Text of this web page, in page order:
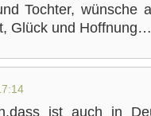
Tochter, wünsche
Glück und Hoffnung…
ist auch in